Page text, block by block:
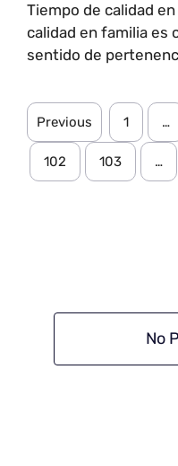
Tiempo de calidad
calidad en familia es
sentido de
Previous 1 …
102 103 …
No